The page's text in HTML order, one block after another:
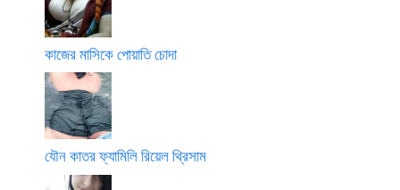
কাজের মাসিকে পোয়াতি চোদা
যৌন কাতর ফ্যামিলি রিয়েল থ্রিসাম